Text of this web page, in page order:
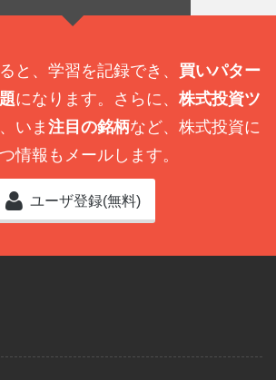
と、学習を記録でき、 買いパター
になります。さらに、 株式投資ツ
いま 注目の銘柄など、株式投資に
情報もメールします。
ユーザ登録(無料)